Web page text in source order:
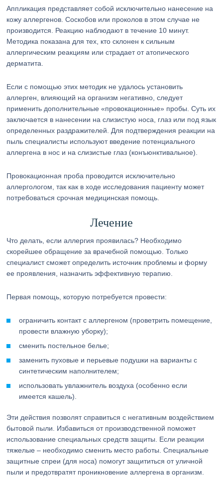
Аппликация представляет собой исключительно нанесение на
кожу аллергенов. Соскобов или проколов в этом случае не
производится. Реакцию наблюдают в течение 10 минут.
Методика показана для тех, кто склонен к сильным
аллергическим реакциям или страдает от атопического
дерматита.
Если с помощью этих методик не удалось установить
аллерген, влияющий на организм негативно, следует
применить дополнительные «провокационные» пробы. Суть их
заключается в нанесении на слизистую носа, глаз или под язык
определенных раздражителей. Для подтверждения реакции на
пыль специалисты используют введение потенциального
аллергена в нос и на слизистые глаз (конъюнктивальное).
Провокационная проба проводится исключительно
аллергологом, так как в ходе исследования пациенту может
потребоваться срочная медицинская помощь.
Лечение
Что делать, если аллергия проявилась? Необходимо
скорейшее обращение за врачебной помощью. Только
специалист сможет определить источник проблемы и форму
ее проявления, назначить эффективную терапию.
Первая помощь, которую потребуется провести:
ограничить контакт с аллергеном (проветрить помещение,
провести влажную уборку);
сменить постельное белье;
заменить пуховые и перьевые подушки на варианты с
синтетическим наполнителем;
использовать увлажнитель воздуха (особенно если
имеется кашель).
Эти действия позволят справиться с негативным воздействием
бытовой пыли. Избавиться от производственной поможет
использование специальных средств защиты. Если реакции
тяжелые – необходимо сменить место работы. Специальные
защитные спреи (для носа) помогут защититься от уличной
пыли и предотвратят проникновение аллергена в организм.